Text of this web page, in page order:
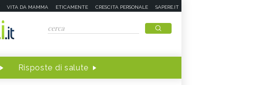
VITA DA MAMMA ETICAMENTE CRESCITA PERSONALE SAPERE.IT
Risposte di salute